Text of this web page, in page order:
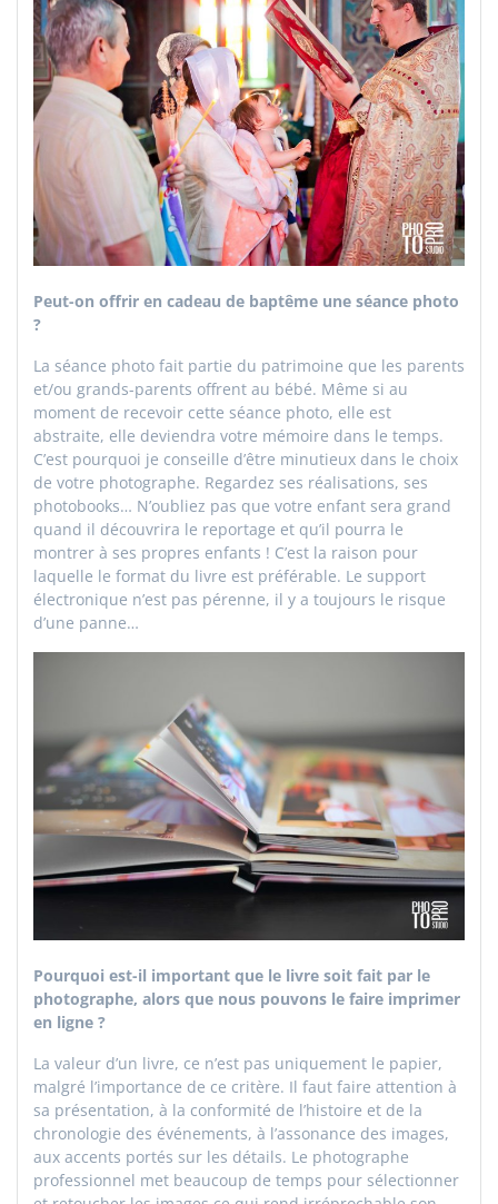
Peut-on offrir en cadeau de baptême une séance photo
?
La séance photo fait partie du patrimoine que les parents
et/ou grands-parents offrent au bébé. Même si au
moment de recevoir cette séance photo, elle est
abstraite, elle deviendra votre mémoire dans le temps.
C’est pourquoi je conseille d’être minutieux dans le choix
de votre photographe. Regardez ses réalisations, ses
photobooks… N’oubliez pas que votre enfant sera grand
quand il découvrira le reportage et qu’il pourra le
montrer à ses propres enfants ! C’est la raison pour
laquelle le format du livre est préférable. Le support
électronique n’est pas pérenne, il y a toujours le risque
d’une panne…
Pourquoi est-il important que le livre soit fait par le
photographe, alors que nous pouvons le faire imprimer
en ligne ?
La valeur d’un livre, ce n’est pas uniquement le papier,
malgré l’importance de ce critère. Il faut faire attention à
sa présentation, à la conformité de l’histoire et de la
chronologie des événements, à l’assonance des images,
aux accents portés sur les détails. Le photographe
professionnel met beaucoup de temps pour sélectionner